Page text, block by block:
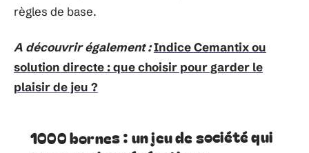
règles de base.
A découvrir également :Indice Cemantix ou
solution directe : que choisir pour garder le
plaisir de jeu ?
1000 bornes : un jeu de société qui